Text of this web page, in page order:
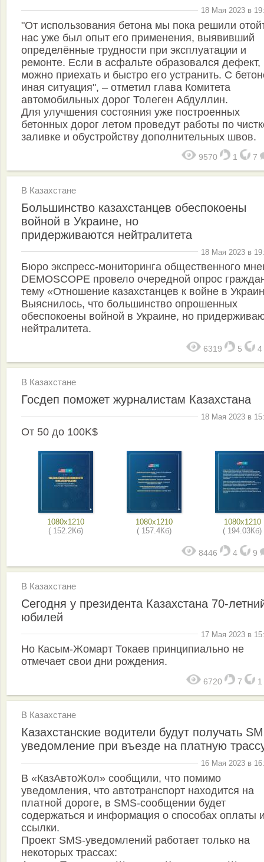
18 Мая 2023 в
"От использования бетона мы пока решили
нас уже был опыт его применения, выявивший
определённые трудности при эксплуатации и
ремонте. Если в асфальте образовался дефект,
можно приехать и быстро его устранить. С
иная ситуация", – отметил глава Комитета
автомобильных дорог Толеген Абдуллин.
Для улучшения состояния уже построенных
бетонных дорог летом проведут работы по
заливке и обустройству дополнительных швов.
9570 1 7
В Казахстане
Большинство казахстанцев обеспокоены
войной в Украине, но
придерживаются нейтралитета
18 Мая 2023 в
Бюро экспресс-мониторинга общественного
DEMOSCOPE провело очередной опрос
тему «Отношение казахстанцев к войне в
Выяснилось, что большинство опрошенных
обеспокоены войной в Украине, но
нейтралитета.
6319 5 4
В Казахстане
Госдеп поможет журналистам Казахстана
18 Мая 2023 в
От 50 до 100K$
1080x1210
( 152.2Кб)
1080x1210
( 157.4Кб)
1080x1210
( 194.03Кб)
8446 4 9
В Казахстане
Сегодня у президента Казахстана 70-
юбилей
17 Мая 2023 в
Но Касым-Жомарт Токаев принципиально не
отмечает свои дни рождения.
6720 7 1
В Казахстане
Казахстанские водители будут получать
уведомление при въезде на платную
16 Мая 2023 в
В «КазАвтоЖол» сообщили, что помимо
уведомления, что автотранспорт находится на
платной дороге, в SMS-сообщении будет
содержаться и информация о способах оплаты
ссылки.
Проект SMS-уведомлений работает только на
некоторых трассах: